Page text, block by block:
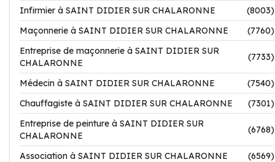
Infirmier à SAINT DIDIER SUR CHALARONNE
(8003)
Maçonnerie à SAINT DIDIER SUR CHALARONNE
(7760)
Entreprise de maçonnerie à SAINT DIDIER SUR
CHALARONNE
(7733)
Médecin à SAINT DIDIER SUR CHALARONNE
(7540)
Chauffagiste à SAINT DIDIER SUR CHALARONNE
(7301)
Entreprise de peinture à SAINT DIDIER SUR
CHALARONNE
(6768)
Association à SAINT DIDIER SUR CHALARONNE
(6569)